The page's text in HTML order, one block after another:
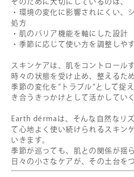
そのために大切にしているのは、
・環境の変化に影響されにくい、
処方
・肌のバリア機能を軸にした設計
・季節に応じて使い方を調整しや
スキンケアは、肌をコントロール
時々の状態を受け止め、整えるた
季節の変化を“トラブル”として捉
き合うきっかけとして活かしてい
Earth dérmaは、そんな自然なリ
て心地よく使い続けられるスキン
いきます。
季節が巡っても、肌との関係が揺
日々の小さなケアが、その土台を